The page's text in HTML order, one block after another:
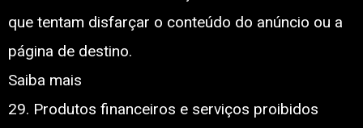
que tentam disfarçar o conteúdo do anúncio ou a
página de destino.
Saiba mais
29. Produtos financeiros e serviços proibidos